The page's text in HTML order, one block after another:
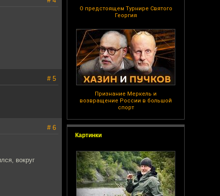
О предстоящем Турнире Святого
Георгия
Признание Меркель и
возвращение России в большой
спорт
Картинки
# 5
# 6
вокруг